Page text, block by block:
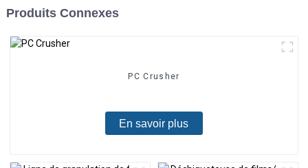
Produits Connexes
PC Crusher
En savoir plus